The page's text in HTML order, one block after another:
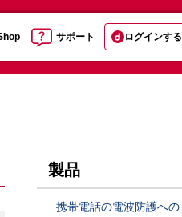
サポート ログインする
製品
携帯電話の電波防護への